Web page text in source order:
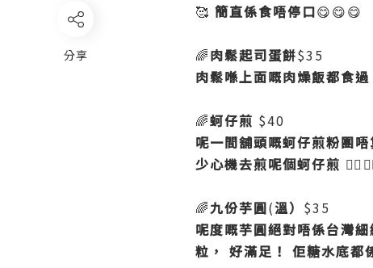
分享
🥰 簡直係食唔停口😋😋😋
🌈肉鬆起司蛋餅$35
肉鬆喺上面嘅肉燥飯都食
🌈蚵仔煎 $40
呢一間舖頭嘅蚵仔煎粉團唔
少心機去煎呢個蚵仔煎
🌈九份芋圓(溫） $35
呢度嘅芋圓絕對唔係台灣
粒， 好滿足！ 佢糖水底都